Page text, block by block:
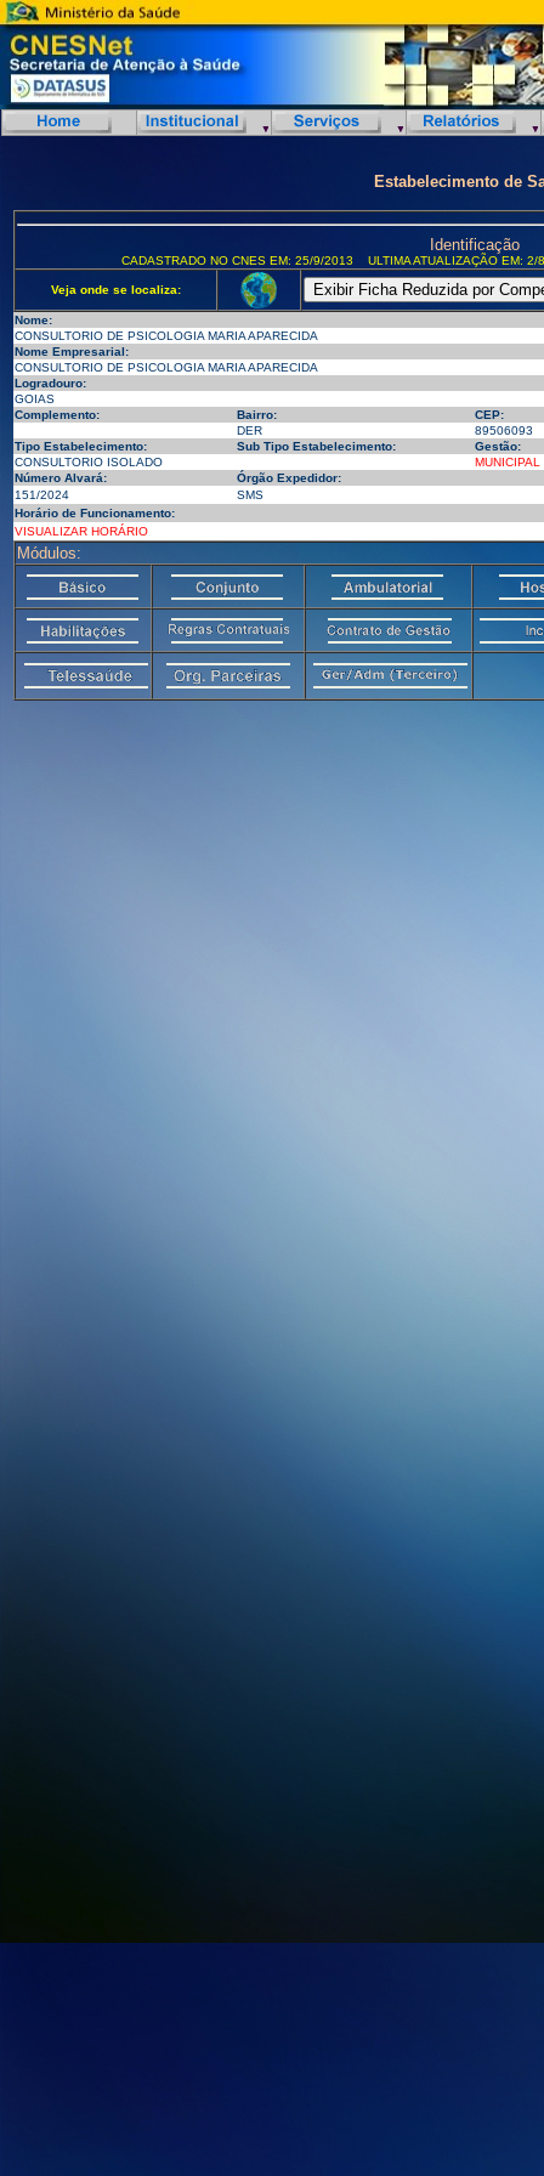
Estabelecimento de
Identificação
CADASTRADO NO CNES EM: 25/9/2013 ULTIMA ATUALIZAÇÃO EM:
Veja onde se localiza:
Nome:
CONSULTORIO DE PSICOLOGIA MARIA APARECIDA
Nome Empresarial:
CONSULTORIO DE PSICOLOGIA MARIA APARECIDA
Logradouro:
GOIAS
Complemento:
Bairro:
CEP:
DER
89506093
Tipo Estabelecimento:
Sub Tipo Estabelecimento:
Gestão:
CONSULTORIO ISOLADO
MUNICIPAL
Número Alvará:
Órgão Expedidor:
151/2024
SMS
Horário de Funcionamento:
VISUALIZAR HORÁRIO
Módulos: